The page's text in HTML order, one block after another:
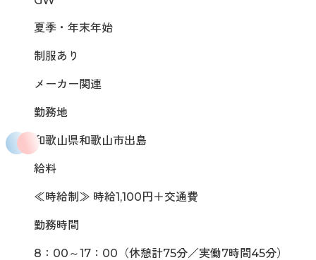
夏季・年末年始
制服あり
メーカー関連
勤務地
和歌山県和歌山市出島
給料
≪時給制≫ 時給1,100円＋交通費
勤務時間
8：00～17：00（休憩計75分／実働7時間45分）